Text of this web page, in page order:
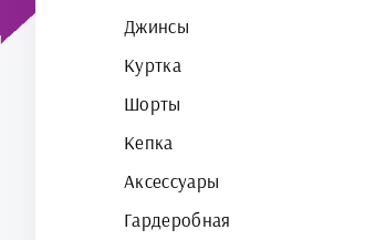
Джинсы
Куртка
Шорты
Кепка
Аксессуары
Гардеробная